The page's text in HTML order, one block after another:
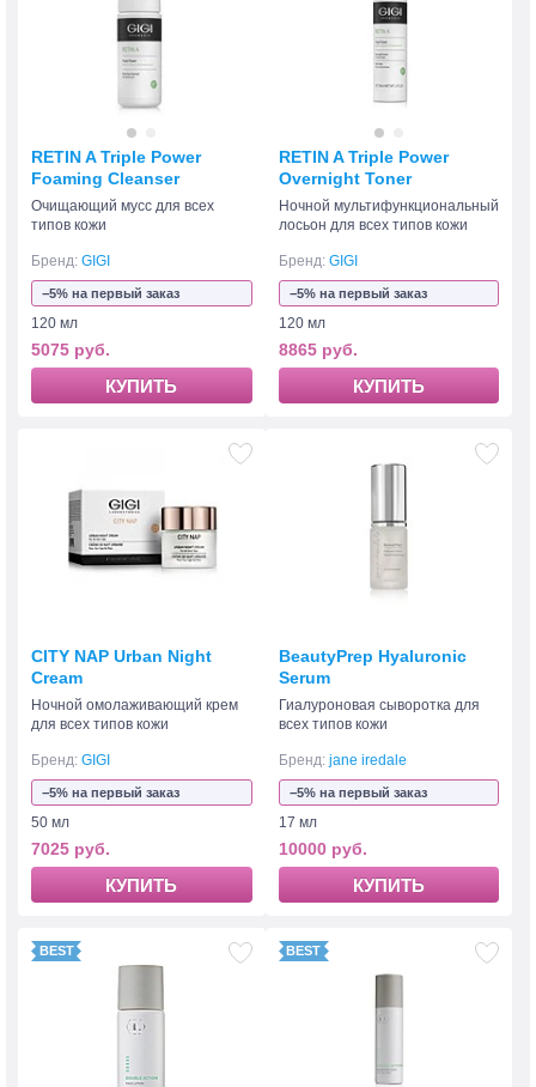
RETIN A Triple Power
Foaming Cleanser
Очищающий мусс для всех
типов кожи
Бренд: GIGI
−5% на первый заказ
120 мл
5075 руб.
КУПИТЬ
RETIN A Triple Power
Overnight Toner
Ночной мультифункциональный
лосьон для всех типов кожи
Бренд: GIGI
−5% на первый заказ
120 мл
8865 руб.
КУПИТЬ
CITY NAP Urban Night
Cream
Ночной омолаживающий крем
для всех типов кожи
Бренд: GIGI
−5% на первый заказ
50 мл
7025 руб.
КУПИТЬ
BeautyPrep Hyaluronic
Serum
Гиалуроновая сыворотка для
всех типов кожи
Бренд: jane iredale
−5% на первый заказ
17 мл
10000 руб.
КУПИТЬ